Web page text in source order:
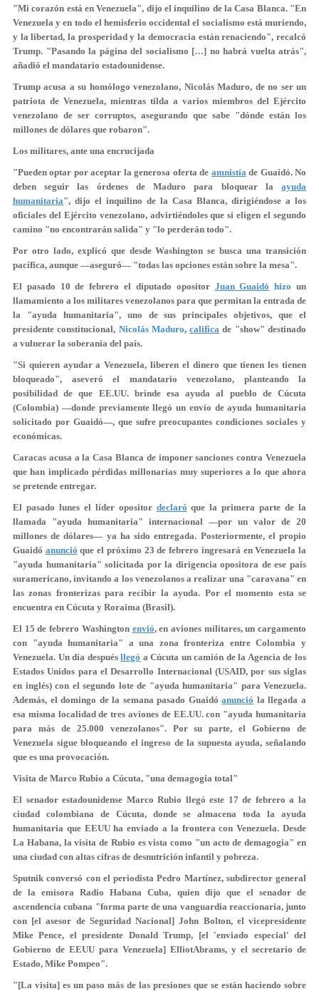
"Mi corazón está en Venezuela", dijo el inquilino de la Casa Blanca. "En
Venezuela y en todo el hemisferio occidental el socialismo está muriendo,
y la libertad, la prosperidad y la democracia están renaciendo", recalcó
Trump. "Pasando la página del socialismo […] no habrá vuelta atrás",
añadió el mandatario estadounidense.
Trump acusa a su homólogo venezolano, Nicolás Maduro, de no ser un
patriota de Venezuela, mientras tilda a varios miembros del Ejército
venezolano de ser corruptos, asegurando que sabe "dónde están los
millones de dólares que robaron".
Los militares, ante una encrucijada
"Pueden optar por aceptar la generosa oferta de amnistíade Guaidó. No
deben seguir las órdenes de Maduro para bloquear la ayuda
humanitaria", dijo el inquilino de la Casa Blanca, dirigiéndose a los
oficiales del Ejército venezolano, advirtiéndoles que si eligen el segundo
camino "no encontrarán salida" y "lo perderán todo".
Por otro lado, explicó que desde Washington se busca una transición
pacífica, aunque —aseguró— "todas las opciones están sobre la mesa".
El pasado 10 de febrero el diputado opositor Juan Guaidó hizo un
llamamiento a los militares venezolanos para que permitan la entrada de
la "ayuda humanitaria", uno de sus principales objetivos, que el
presidente constitucional, Nicolás Maduro,califica de "show" destinado
a vulnerar la soberanía del país.
"Si quieren ayudar a Venezuela, liberen el dinero que tienen les tienen
bloqueado", aseveró el mandatario venezolano, planteando la
posibilidad de que EE.UU. brinde esa ayuda al pueblo de Cúcuta
(Colombia) —donde previamente llegó un envío de ayuda humanitaria
solicitado por Guaidó—, que sufre preocupantes condiciones sociales y
económicas.
Caracas acusa a la Casa Blanca de imponer sanciones contra Venezuela
que han implicado pérdidas millonarias muy superiores a lo que ahora
se pretende entregar.
El pasado lunes el líder opositor declaró que la primera parte de la
llamada "ayuda humanitaria" internacional —por un valor de 20
millones de dólares— ya ha sido entregada. Posteriormente, el propio
Guaidó anunció que el próximo 23 de febrero ingresará en Venezuela la
"ayuda humanitaria" solicitada por la dirigencia opositora de ese país
suramericano, invitando a los venezolanos a realizar una "caravana" en
las zonas fronterizas para recibir la ayuda. Por el momento esta se
encuentra en Cúcuta y Roraima (Brasil).
El 15 de febrero Washington envió, en aviones militares, un cargamento
con "ayuda humanitaria" a una zona fronteriza entre Colombia y
Venezuela. Un día despuésllegó a Cúcuta un camión de la Agencia de los
Estados Unidos para el Desarrollo Internacional (USAID, por sus siglas
en inglés) con el segundo lote de "ayuda humanitaria" para Venezuela.
Además, el domingo de la semana pasado Guaidóanunció la llegada a
esa misma localidad de tres aviones de EE.UU. con "ayuda humanitaria
para más de 25.000 venezolanos". Por su parte, el Gobierno de
Venezuela sigue bloqueando el ingreso de la supuesta ayuda, señalando
que es una provocación.
Visita de Marco Rubio a Cúcuta, "una demagogia total"
El senador estadounidense Marco Rubio llegó este 17 de febrero a la
ciudad colombiana de Cúcuta, donde se almacena toda la ayuda
humanitaria que EEUU ha enviado a la frontera con Venezuela. Desde
La Habana, la visita de Rubio es vista como "un acto de demagogia" en
una ciudad con altas cifras de desnutrición infantil y pobreza.
Sputnik conversó con el periodista Pedro Martínez, subdirector general
de la emisora Radio Habana Cuba, quien dijo que el senador de
ascendencia cubana "forma parte de una vanguardia reaccionaria, junto
con [el asesor de Seguridad Nacional] John Bolton, el vicepresidente
Mike Pence, el presidente Donald Trump, [el 'enviado especial' del
Gobierno de EEUU para Venezuela] ElliotAbrams, y el secretario de
Estado, Mike Pompeo".
"[La visita] es un paso más de las presiones que se están haciendo sobre